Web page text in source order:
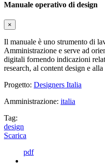
Manuale operativo di design
×
Il manuale è uno strumento di
Amministrazione e serve ad
digitali fornendo indicazioni
research, al content design e
Progetto: Designers Italia
Amministrazione: italia
Tag:
design
Scarica
pdf